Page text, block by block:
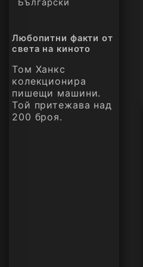
Български
Любопитни факти от
света на киното
Том Ханкс
колекционира
пишещи машини.
Той притежава над
200 броя.